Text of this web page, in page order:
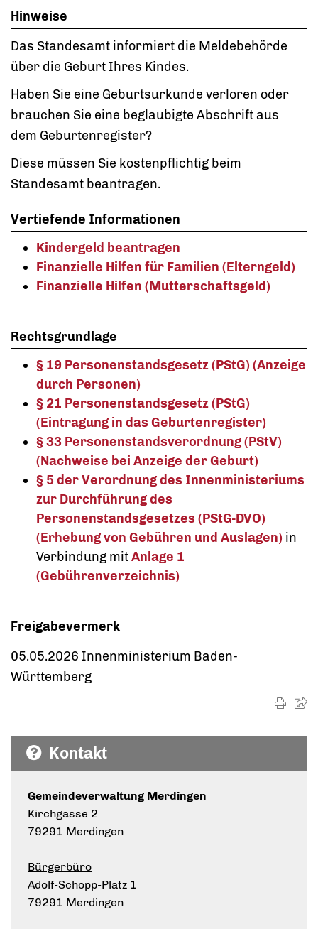
Hinweise
Das Standesamt informiert die Meldebehörde
über die Geburt Ihres Kindes.
Haben Sie eine Geburtsurkunde verloren oder
brauchen Sie eine beglaubigte Abschrift aus
dem Geburtenregister?
Diese müssen Sie kostenpflichtig beim
Standesamt beantragen.
Vertiefende Informationen
Kindergeld beantragen
Finanzielle Hilfen für Familien (Elterngeld)
Finanzielle Hilfen (Mutterschaftsgeld)
Rechtsgrundlage
§ 19 Personenstandsgesetz (PStG) (Anzeige
durch Personen)
§ 21 Personenstandsgesetz (PStG)
(Eintragung in das Geburtenregister)
§ 33 Personenstandsverordnung (PStV)
(Nachweise bei Anzeige der Geburt)
§ 5 der Verordnung des Innenministeriums
zur Durchführung des
Personenstandsgesetzes (PStG-DVO)
(Erhebung von Gebühren und Auslagen) in
Verbindung mitAnlage 1
(Gebührenverzeichnis)
Freigabevermerk
05.05.2026 Innenministerium Baden-
Württemberg
Kontakt
Gemeindeverwaltung Merdingen
Kirchgasse 2
79291 Merdingen
Bürgerbüro
Adolf-Schopp-Platz 1
79291 Merdingen